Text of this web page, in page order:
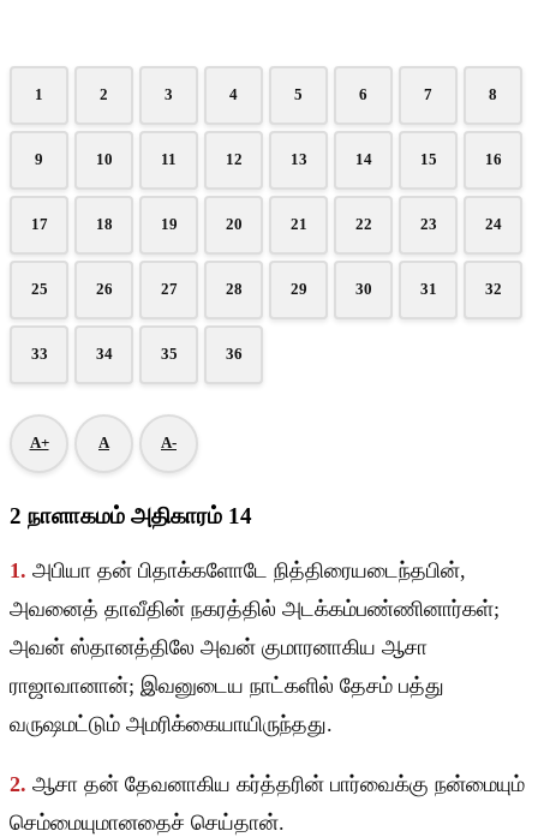
1 2 3 4 5 6 7 8
9 10 11 12 13 14 15 16
17 18 19 20 21 22 23 24
25 26 27 28 29 30 31 32
33 34 35 36
A+ A A-
2 நாளாகமம் அதிகாரம் 14
1. அபியா தன் பிதாக்களோடே நித்திரையடைந்தபின்,
அவனைத் தாவீதின் நகரத்தில் அடக்கம்பண்ணினார்கள்;
அவன் ஸ்தானத்திலே அவன் குமாரனாகிய ஆசா
ராஜாவானான்; இவனுடைய நாட்களில் தேசம் பத்து
வருஷமட்டும் அமரிக்கையாயிருந்தது.
2. ஆசா தன் தேவனாகிய கர்த்தரின் பார்வைக்கு நன்மையும்
செம்மையுமானதைச் செய்தான்.